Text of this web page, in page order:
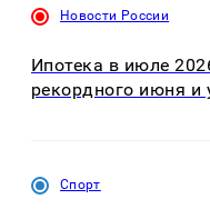
Новости России
Ипотека в июле
рекордного июня и
Спорт